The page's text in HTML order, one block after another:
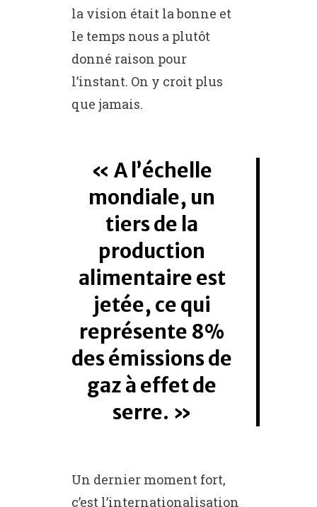
la vision était la bonne et
le temps nous a plutôt
donné raison pour
l’instant. On y croit plus
que jamais.
A l’échelle
mondiale, un
tiers de la
production
alimentaire est
jetée, ce qui
représente 8%
des émissions de
gaz à effet de
serre.
Un dernier moment fort,
c’est l’internationalisation